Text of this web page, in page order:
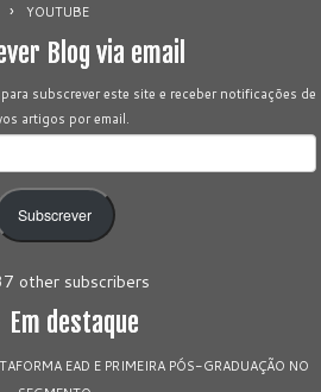
YOUTUBE
Blog via email
subscrever este site e receber notificações de
artigos por email.
Subscrever
other subscribers
Em destaque
EAD E PRIMEIRA PÓS-GRADUAÇÃO NO